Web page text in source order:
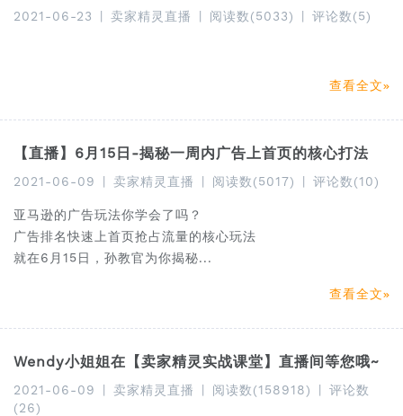
2021-06-23 卖家精灵直播 阅读数(5033) 评论数(5)
查看全文
【直播】6月15日-揭秘一周内广告上首页的核心打法
2021-06-09 卖家精灵直播 阅读数(5017) 评论数(10)
亚马逊的广告玩法你学会了吗？
广告排名快速上首页抢占流量的核心玩法
就在6月15日，孙教官为你揭秘...
查看全文
Wendy小姐姐在【卖家精灵实战课堂】直播间等您哦~
2021-06-09 卖家精灵直播 阅读数(158918)
评论数
(26)